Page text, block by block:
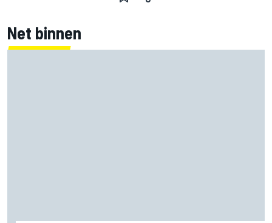
Net binnen